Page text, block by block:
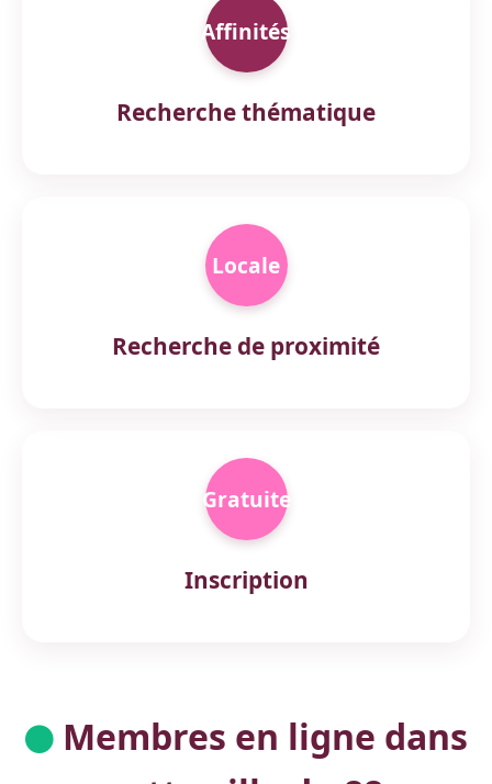
Affinités
Recherche thématique
Locale
Recherche de proximité
Gratuite
Inscription
Membres en ligne dans